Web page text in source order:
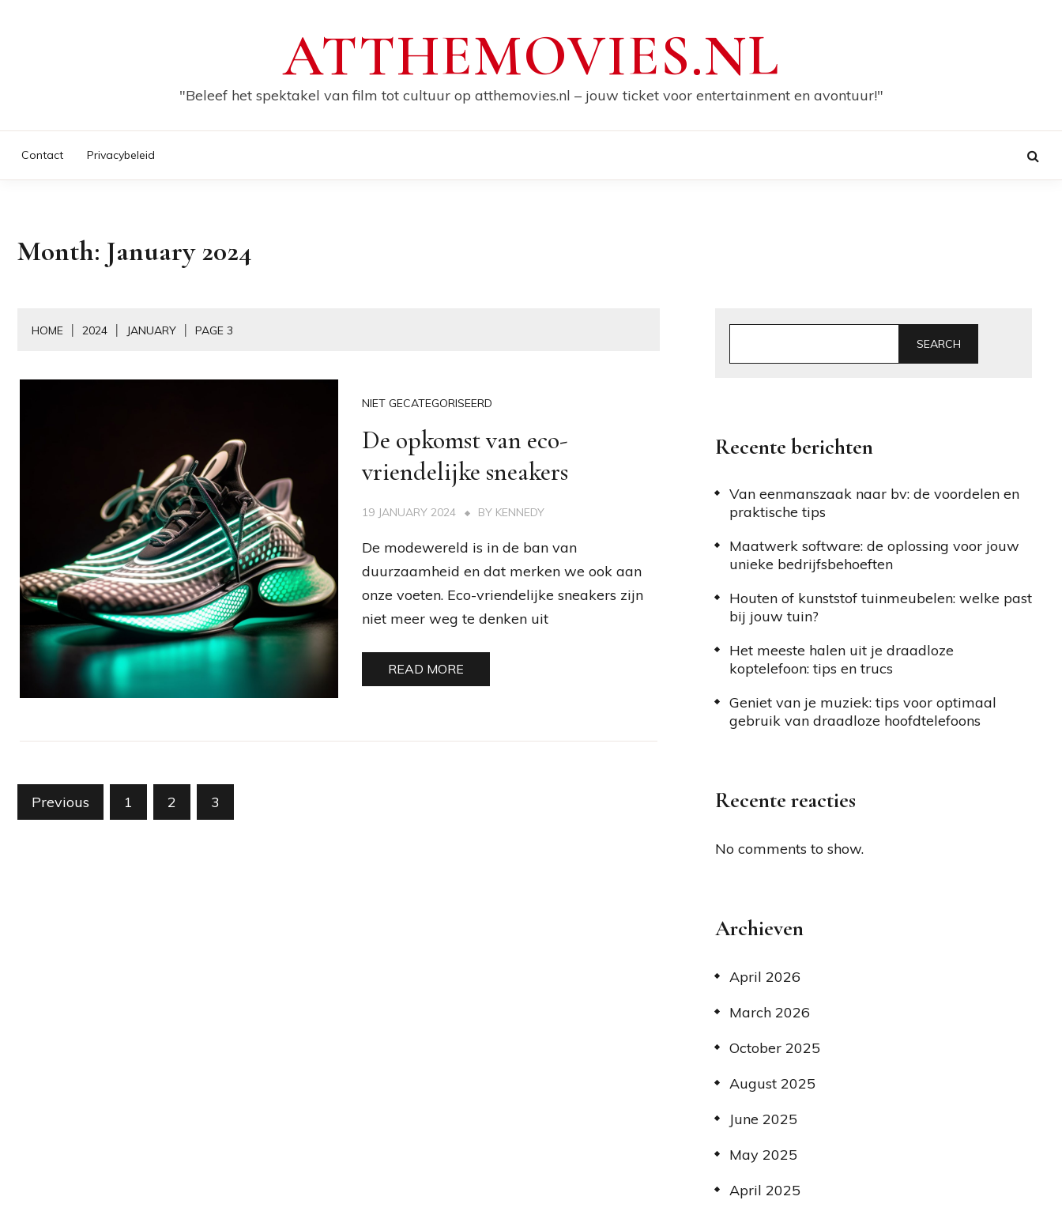
ATTHEMOVIES.NL
"Beleef het spektakel van film tot cultuur op atthemovies.nl – jouw ticket voor entertainment en avontuur!"
Contact Privacybeleid
Month: January 2024
HOME 2024 JANUARY PAGE 3
NIET GECATEGORISEERD
De opkomst van eco-
vriendelijke sneakers
19 JANUARY 2024 BY KENNEDY
De modewereld is in de ban van
duurzaamheid en dat merken we ook aan
onze voeten. Eco-vriendelijke sneakers zijn
niet meer weg te denken uit
READ MORE
Posts
Previous 1 2 3
SEARCH
Recente berichten
Van eenmanszaak naar bv: de voordelen en
praktische tips
Maatwerk software: de oplossing voor jouw
unieke bedrijfsbehoeften
Houten of kunststof tuinmeubelen: welke past
bij jouw tuin?
Het meeste halen uit je draadloze
koptelefoon: tips en trucs
Geniet van je muziek: tips voor optimaal
gebruik van draadloze hoofdtelefoons
Recente reacties
No comments to show.
Archieven
April 2026
March 2026
October 2025
August 2025
June 2025
May 2025
April 2025